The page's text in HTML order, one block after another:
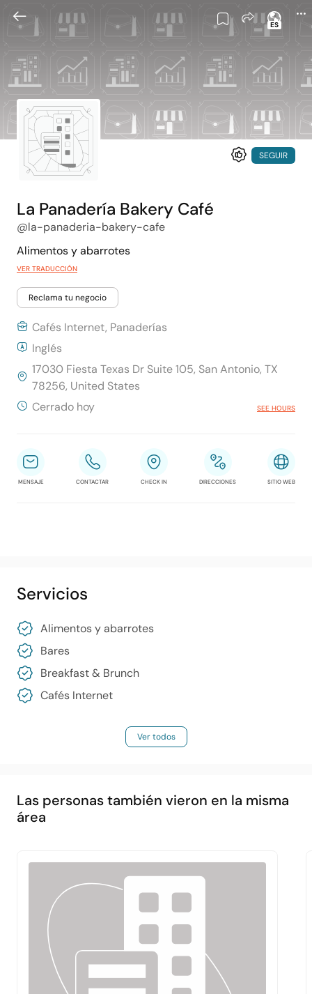
ES
SEGUIR
La Panadería Bakery Café
@la-panaderia-bakery-cafe
Alimentos y abarrotes
VER TRADUCCIÓN
Reclama tu negocio
Cafés Internet, Panaderías
Inglés
17030 Fiesta Texas Dr Suite 105, San Antonio, TX
78256, United States
Cerrado hoy
SEE HOURS
MENSAJE CONTACTAR CHECK IN DIRECCIONES SITIO WEB
Principal Acerca de Servicios
Servicios
Alimentos y abarrotes
Bares
Breakfast & Brunch
Cafés Internet
Ver todos
Las personas también vieron en la misma
área